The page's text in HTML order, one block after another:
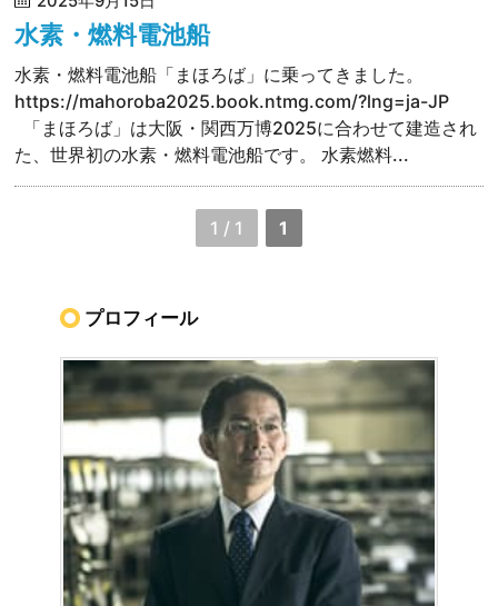
水素・燃料電池船
水素・燃料電池船「まほろば」に乗ってきました。
https://mahoroba2025.book.ntmg.com/?lng=ja-JP
「まほろば」は大阪・関西万博2025に合わせて建造され
た、世界初の水素・燃料電池船です。 水素燃料...
1 / 1 1
プロフィール